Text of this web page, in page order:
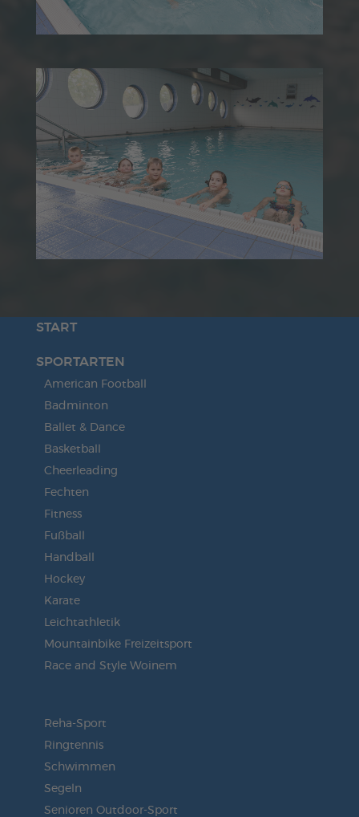
START
SPORTARTEN
American Football
Badminton
Ballet & Dance
Basketball
Cheerleading
Fechten
Fitness
Fußball
Handball
Hockey
Karate
Leichtathletik
Mountainbike Freizeitsport
Race and Style Woinem
Reha-Sport
Ringtennis
Schwimmen
Segeln
Senioren Outdoor-Sport